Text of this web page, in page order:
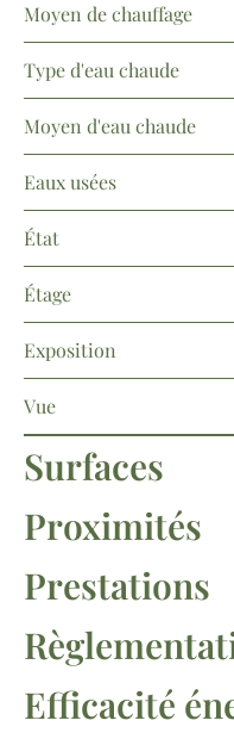
Moyen de chauffage
Type d'eau chaude
Moyen d'eau chaude
Eaux usées
État
Étage
Exposition
Vue
Surfaces
Proximités
Prestations
Efficacité